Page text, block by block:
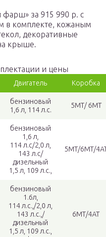
фарш» за 915 990 р. с
в комплекте, кожаным
декоративные
крыше.
и цены
Двигатель Коробка
бензиновый
1,6 л, 114 л.с.
5МТ/ 6МТ
бензиновый
1,6 л,
114 л.с/2,0 л,
143 л.с/
дизельный
1,5 л, 109 л.с.,
5МТ/6МТ/
бензиновый
1.6л,
114 л.с.,/2,0 л,
143 л.с.,/
дизельный
1,5 л, 109 л.с.,
6МТ/4АТ